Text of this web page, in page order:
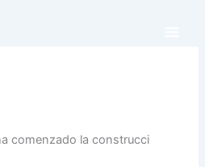
comenzado la construcci